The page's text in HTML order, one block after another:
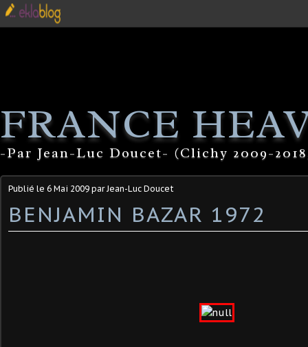
FRANCE
-Par Jean-Luc Doucet- (Clichy 2009-
Publié le 6 Mai 2009 par Jean-Luc Doucet
BENJAMIN BAZAR 1972